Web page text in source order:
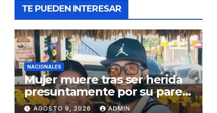
TE PUEDEN INTERESAR
NACIONALES
Mujer muere tras ser herida
presuntamente por su pareja
en Montecristi
AGOSTO 9, 2026 ADMIN